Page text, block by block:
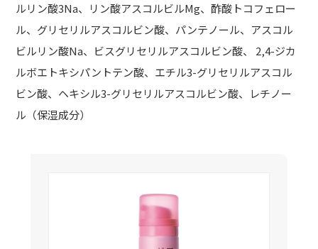
ルリン酸3Na、リン酸アスコルビルMg、酢酸トコフェロー
ル、グリセリルアスコルビン酸、パンテノール、アスコル
ビルリン酸Na、ビスグリセリルアスコルビン酸、 2,4-ジカ
ルボエトキシパントテン酸、エチル3-グリセリルアスコル
ビン酸、ヘキシル3-グリセリルアスコルビン酸、レチノー
ル（保湿成分）